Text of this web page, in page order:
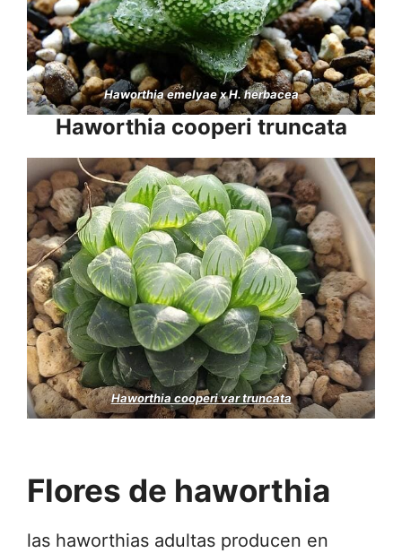
Haworthia emelyae x H. herbacea
Haworthia cooperi truncata
Haworthia cooperi var truncata
Flores de haworthia
las haworthias adultas producen en